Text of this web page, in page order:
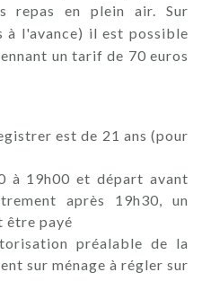
repas en plein air. Sur
à l'avance) il est possible
un tarif de 70 euros
est de 21 ans (pour
à 19h00 et départ avant
après 19h30, un
être payé
préalable de la
sur ménage à régler sur